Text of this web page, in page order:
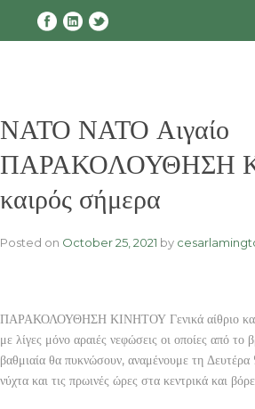
ΝΑΤΟ ΝΑΤΟ Αιγαίο
ΠΑΡΑΚΟΛΟΥΘΗΣΗ
καιρός σήμερα
Posted on October 25, 2021 by
ΠΑΡΑΚΟΛΟΥΘΗΣΗ ΚΙΝΗΤΟΥ Γενικά αίθριο
με λίγες μόνο αραιές νεφώσεις οι οποίες από το
βαθμιαία θα πυκνώσουν, αναμένουμε τη
νύχτα και τις πρωινές ώρες στα κεντρικά και